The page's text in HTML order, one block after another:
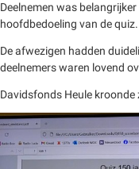
Deelnemen was
hoofdbedoeling van de quiz.
De afwezigen hadden
deelnemers waren lovend
Davidsfonds Heule kroonde